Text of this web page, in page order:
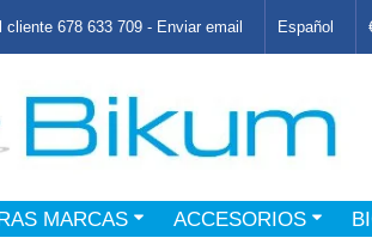
cliente 678 633 709 - Enviar email Español
MARCAS ACCESORIOS